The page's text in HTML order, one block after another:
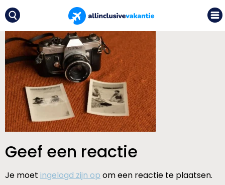
Geef een reactie
Je moet ingelogd zijn op om een reactie te plaatsen.